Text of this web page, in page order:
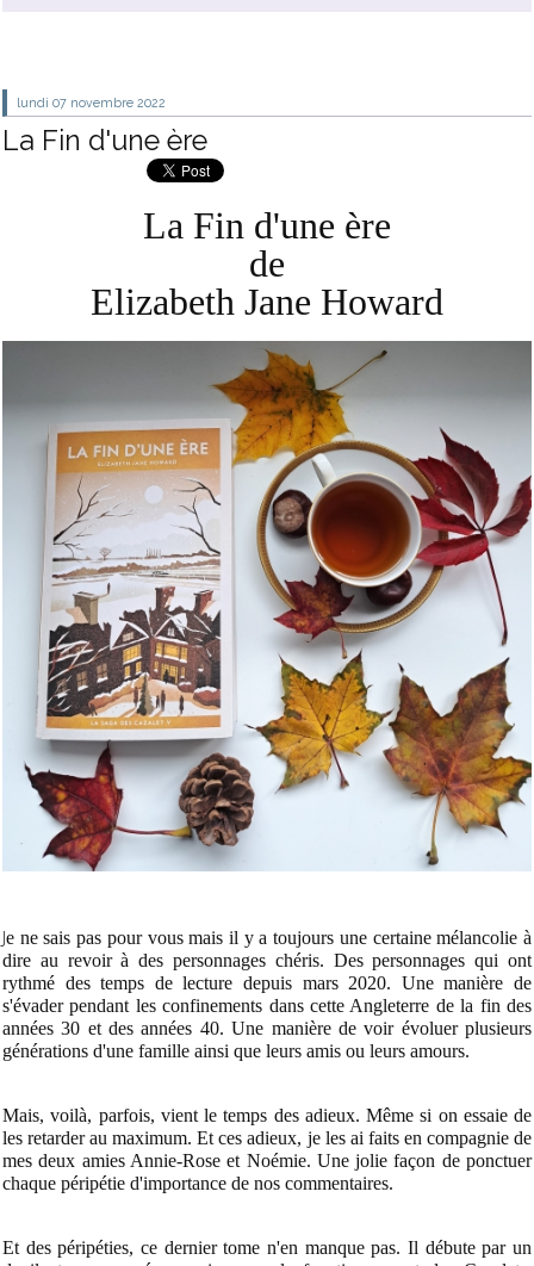
lundi 07 novembre 2022
La Fin d'une ère
La Fin d'une ère
de
Elizabeth Jane Howard
Je ne sais pas pour vous mais il y a toujours une certaine mélancolie à
dire au revoir à des personnages chéris. Des personnages qui ont
rythmé des temps de lecture depuis mars 2020. Une manière de
s'évader pendant les confinements dans cette Angleterre de la fin des
années 30 et des années 40. Une manière de voir évoluer plusieurs
générations d'une famille ainsi que leurs amis ou leurs amours.
Mais, voilà, parfois, vient le temps des adieux. Même si on essaie de
les retarder au maximum. Et ces adieux, je les ai faits en compagnie de
mes deux amies Annie-Rose et Noémie. Une jolie façon de ponctuer
chaque péripétie d'importance de nos commentaires.
Et des péripéties, ce dernier tome n'en manque pas. Il débute par un